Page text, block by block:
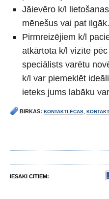
Jāievēro k/l
mēnešus vai pat ilgāk.
Pirmreizējiem k/l
atkārtota k/l vizīte
speciālists varētu
k/l var piemeklēt
ieteks jums labāku
BIRKAS: KONTAKTLĒCAS
IESAKI CITIEM: